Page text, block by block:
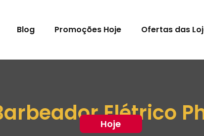
Blog Promoções Hoje Ofertas das
Elétrico
Hoje